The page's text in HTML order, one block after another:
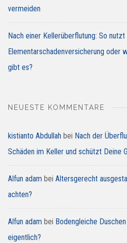
vermeiden
Nach einer Kellerüberflutung: So nutzt
Elementarschadenversicherung oder
gibt es?
NEUESTE KOMMENTARE
kistianto Abdullah bei Nach der
Schäden im Keller und schützt Deine
Alfun adam bei Altersgerecht
achten?
Alfun adam bei Bodengleiche
eigentlich?